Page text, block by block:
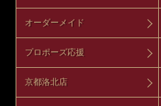
オーダーメイド
プロポーズ応援
京都洛北店